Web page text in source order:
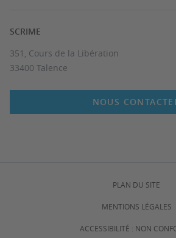
SCRIME
351, Cours de la Libération
33400 Talence
NOUS
PLAN DU SITE
MENTIONS LÉGALES
ACCESSIBILITÉ : NON